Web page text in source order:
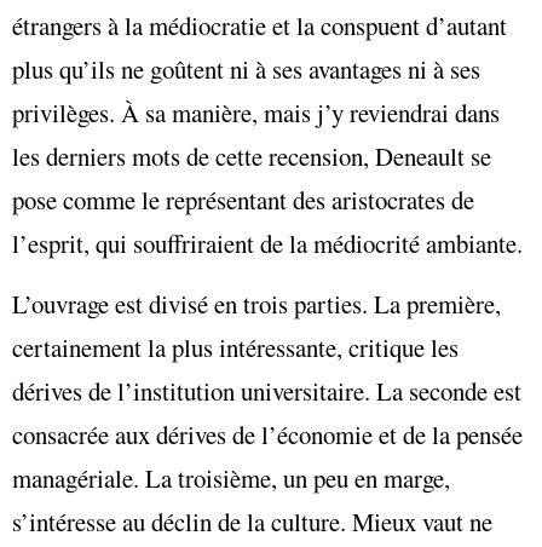
étrangers à la médiocratie et la conspuent d’autant
plus qu’ils ne goûtent ni à ses avantages ni à ses
privilèges. À sa manière, mais j’y reviendrai dans
les derniers mots de cette recension, Deneault se
pose comme le représentant des aristocrates de
l’esprit, qui souffriraient de la médiocrité ambiante.
L’ouvrage est divisé en trois parties. La première,
certainement la plus intéressante, critique les
dérives de l’institution universitaire. La seconde est
consacrée aux dérives de l’économie et de la pensée
managériale. La troisième, un peu en marge,
s’intéresse au déclin de la culture. Mieux vaut ne